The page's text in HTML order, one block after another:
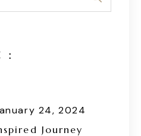
:
24, 2024
Journey